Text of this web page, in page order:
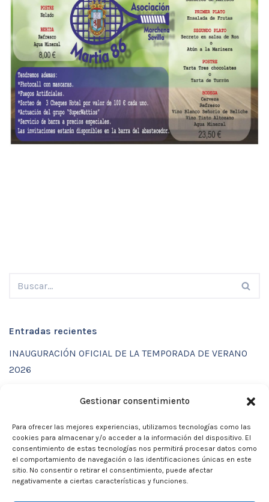
Gestionar consentimiento
Para ofrecer las mejores experiencias, utilizamos tecnologías como las
cookies para almacenar y/o acceder a la información del dispositivo. El
consentimiento de estas tecnologías nos permitirá procesar datos como
el comportamiento de navegación o las identificaciones únicas en este
sitio. No consentir o retirar el consentimiento, puede afectar
negativamente a ciertas características y funciones.
Entradas recientes
INAUGURACIÓN OFICIAL DE LA TEMPORADA DE VERANO
2026
CALENDARIO DE ACTIVIDADES VERANO 2026 – CLUB
MARTIA 86
ACTIVIDADES DE VERANO 2026